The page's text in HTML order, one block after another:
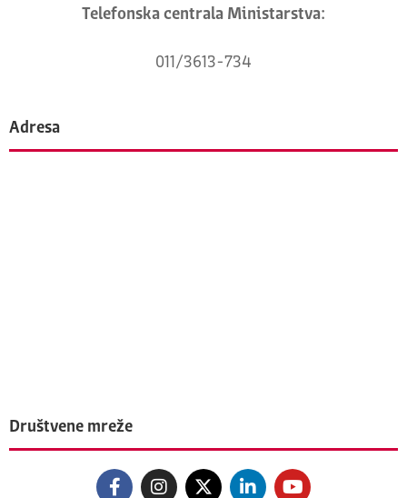
Telefonska centrala Ministarstva:
011/3613-734
Adresa
Društvene mreže